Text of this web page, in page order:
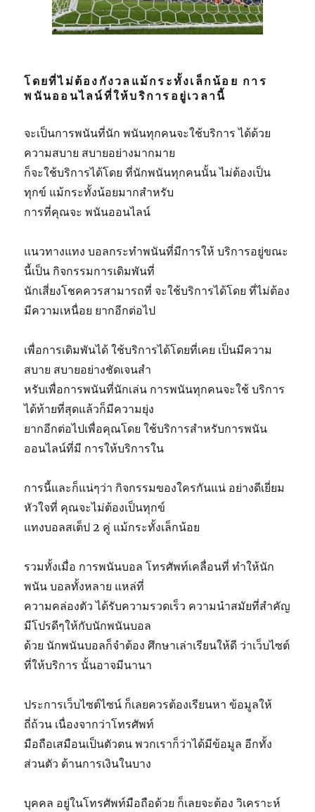
โดยที่ไม่ต้องกังวลแม้กระทั้งเล็กน้อย การ
พนันออนไลน์ที่ให้บริการอยู่เวลานี้
จะเป็นการพนันที่นัก พนันทุกคนจะใช้บริการ ได้ด้วย
ความสบาย สบายอย่างมากมาย
ก็จะใช้บริการได้โดย ที่นักพนันทุกคนนั้น ไม่ต้องเป็น
ทุกข์ แม้กระทั้งน้อยมากสำหรับ
การที่คุณจะ พนันออนไลน์
แนวทาง​แทง​ บอล​กระทำพนันที่มีการให้ บริการอยู่ขณะ
นี้เป็น กิจกรรมการเดิมพันที่
นักเสี่ยงโชคควรสามารถที่ จะใช้บริการได้โดย ที่ไม่ต้อง
มีความเหนื่อย ยากอีกต่อไป
เพื่อการเดิมพันได้ ใช้บริการได้โดยที่เคย เป็นมีความ
สบาย สบายอย่างชัดเจนสำ
หรับเพื่อการพนันที่นักเล่น การพนันทุกคนจะใช้ บริการ
ได้ท้ายที่สุดแล้วก็มีความยุ่ง
ยากอีกต่อไปเพื่อคุณโดย ใช้บริการสำหรับการพนัน
ออนไลน์ที่มี การให้บริการใน
การนี้และก็แน่ๆว่า กิจกรรมของใครกันแน่ อย่างดีเยี่ยม
หัวใจที่ คุณจะไม่ต้องเป็นทุกข์
แทงบอลสเต็ป 2 คู่ แม้กระทั้งเล็กน้อย
รวมทั้งเมื่อ การพนันบอล โทรศัพท์เคลื่อนที่ ทำให้นัก
พนัน บอลทั้งหลาย แหล่ที่
ความคล่องตัว ได้รับความรวดเร็ว ความนำสมัยที่สำคัญ
มีโปรดีๆให้กับนักพนันบอล
ด้วย นักพนันบอลก็จำต้อง ศึกษาเล่าเรียนให้ดี ว่าเว็บไซต์
ที่ให้บริการ นั้นอาจมีนานา
ประการเว็บไซต์ไซน์ ก็เลยควรต้องเรียนหา ข้อมูลให้
ถี่ถ้วน เนื่องจากว่าโทรศัพท์
มือถือเสมือนเป็นตัวตน พวกเราก็ว่าได้มีข้อมูล อีกทั้ง
ส่วนตัว ด้านการเงินในบาง
บุคคล อยู่ในโทรศัพท์มือถือด้วย ก็เลยจะต้อง วิเคราะห์